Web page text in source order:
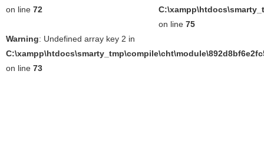
on line 72
Warning: Undefined array key 2 in
on line 73
on line 75